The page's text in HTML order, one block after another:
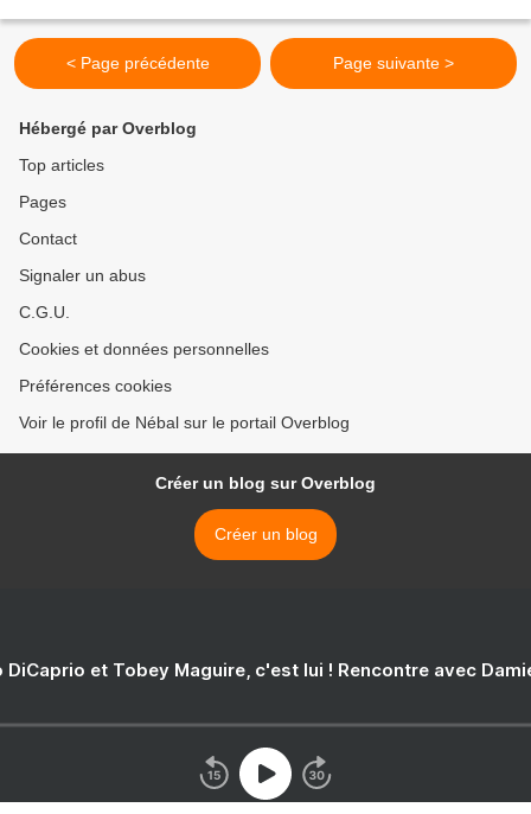
< Page précédente Page suivante >
Hébergé par Overblog
Top articles
Pages
Contact
Signaler un abus
C.G.U.
Cookies et données personnelles
Préférences cookies
Voir le profil de Nébal sur le portail Overblog
Créer un blog sur Overblog
Créer un blog
DiCaprio et Tobey Maguire, c'est lui ! Rencontre avec